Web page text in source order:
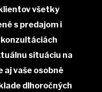
všetky
s predajom i
konzultáciách
situáciu na
aj vaše osobné
dlhoročných